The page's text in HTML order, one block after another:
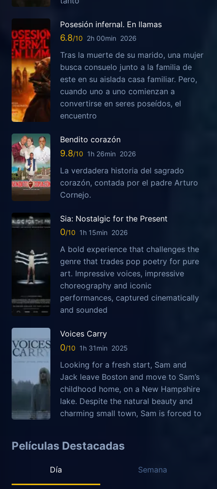
Posesión infernal. En llamas
6.8 2h 00min 2026
Tras la muerte de su marido, una mujer
busca consuelo junto a la familia de
este en su aislada casa familiar. Pero,
cuando uno a uno comienzan a
convertirse en seres poseídos, el
encuentro
Bendito corazón
9.8 1h 26min 2026
La verdadera historia del sagrado
corazón, contada por el padre Arturo
Cornejo.
Sia: Nostalgic for the Present
0 1h 15min 2026
A bold experience that challenges the
genre that trades pop poetry for pure
art. Impressive voices, impressive
choreography and iconic
performances, captured cinematically
and sounded
Voices Carry
0 1h 31min 2025
Looking for a fresh start, Sam and
Jack leave Boston and move to Sam’s
childhood home, on a New Hampshire
lake. Despite the natural beauty and
charming small town, Sam is forced to
Películas Destacadas
Día Semana